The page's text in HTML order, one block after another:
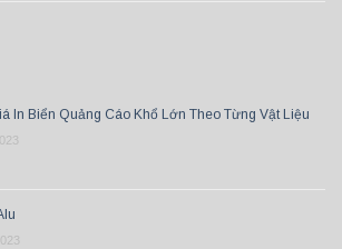
In Biển Quảng Cáo Khổ Lớn Theo Từng Vật Liệu